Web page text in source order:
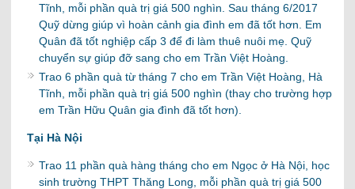
Tĩnh, mỗi phần quà trị giá 500 nghìn. Sau tháng 6/2017
Quỹ dừng giúp vì hoàn cảnh gia đình em đã tốt hơn. Em
Quân đã tốt nghiệp cấp 3 để đi làm thuê nuôi mẹ. Quỹ
chuyển sự giúp đỡ sang cho em Trần Việt Hoàng.
Trao 6 phần quà từ tháng 7 cho em Trần Việt Hoàng, Hà
Tĩnh, mỗi phần quà trị giá 500 nghìn (thay cho trường hợp
em Trần Hữu Quân gia đình đã tốt hơn).
Tại Hà Nội
Trao 11 phần quà hàng tháng cho em Ngọc ở Hà Nội, học
sinh trường THPT Thăng Long, mỗi phần quà trị giá 500